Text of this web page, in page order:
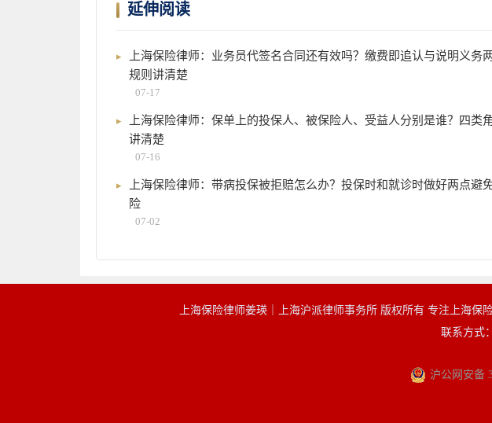
延伸阅读
上海保险律师：业务员代签名合同还有效吗？缴费即追认与说明义务
规则讲清楚
07-17
上海保险律师：保单上的投保人、被保险人、受益人分别是谁？四类
讲清楚
07-16
上海保险律师：带病投保被拒赔怎么办？投保时和就诊时做好两点避
险
07-02
上海保险律师姜瑛｜上海沪派律师事务所 版权所有 专注上海
联系方式
沪公网安备